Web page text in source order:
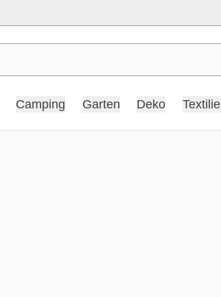
Camping Garten Deko